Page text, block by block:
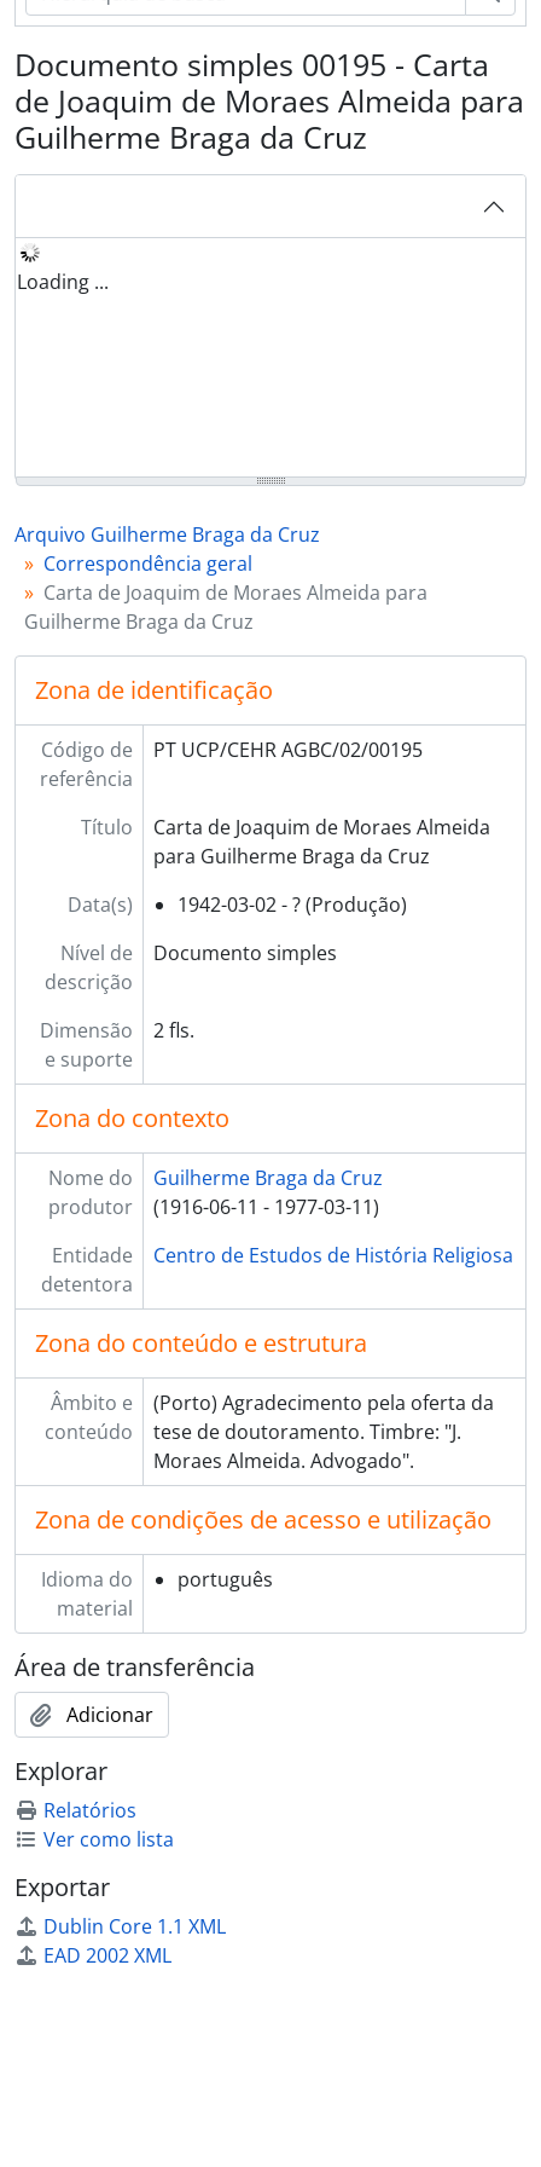
Documento simples 00195 - Carta
de Joaquim de Moraes Almeida para
Guilherme Braga da Cruz
Loading ...
Arquivo Guilherme Braga da Cruz
Correspondência geral
Carta de Joaquim de Moraes Almeida para
Guilherme Braga da Cruz
Zona de identificação
Código de
referência
PT UCP/CEHR AGBC/02/00195
Título
Carta de Joaquim de Moraes Almeida
para Guilherme Braga da Cruz
Data(s)
1942-03-02 - ? (Produção)
Nível de
descrição
Documento simples
Dimensão
e suporte
2 fls.
Zona do contexto
Nome do
produtor
Guilherme Braga da Cruz
(1916-06-11 - 1977-03-11)
Entidade
detentora
Centro de Estudos de História Religiosa
Zona do conteúdo e estrutura
Âmbito e
conteúdo
(Porto) Agradecimento pela oferta da
tese de doutoramento. Timbre: "J.
Moraes Almeida. Advogado".
Zona de condições de acesso e utilização
Idioma do
material
português
Área de transferência
Adicionar
Explorar
Relatórios
Ver como lista
Exportar
Dublin Core 1.1 XML
EAD 2002 XML